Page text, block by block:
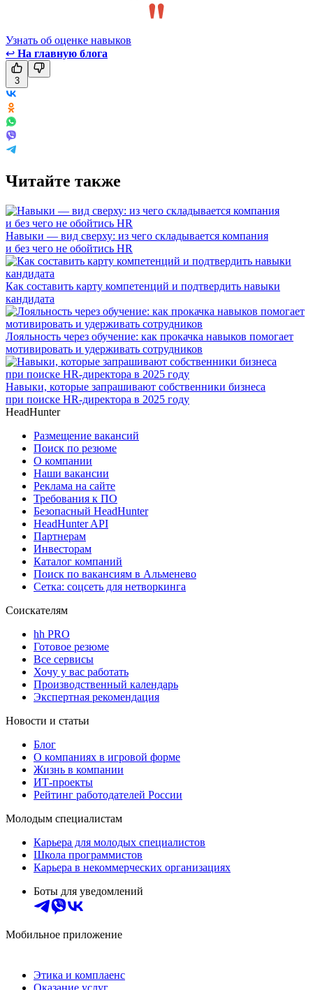
Узнать об оценке навыков
↩ На главную блога
3
Читайте также
Навыки — вид сверху: из чего складывается компания
и без чего не обойтись HR
Как составить карту компетенций и подтвердить навыки
кандидата
Лояльность через обучение: как прокачка навыков помогает
мотивировать и удерживать сотрудников
Навыки, которые запрашивают собственники бизнеса
при поиске HR-директора в 2025 году
HeadHunter
Размещение вакансий
Поиск по резюме
О компании
Наши вакансии
Реклама на сайте
Требования к ПО
Безопасный HeadHunter
HeadHunter API
Партнерам
Инвесторам
Каталог компаний
Поиск по вакансиям в Альменево
Сетка: соцсеть для нетворкинга
Соискателям
hh PRO
Готовое резюме
Все сервисы
Хочу у вас работать
Производственный календарь
Экспертная рекомендация
Новости и статьи
Блог
О компаниях в игровой форме
Жизнь в компании
ИТ-проекты
Рейтинг работодателей России
Молодым специалистам
Карьера для молодых специалистов
Школа программистов
Карьера в некоммерческих организациях
Боты для уведомлений
Мобильное приложение
Этика и комплаенс
Оказание услуг